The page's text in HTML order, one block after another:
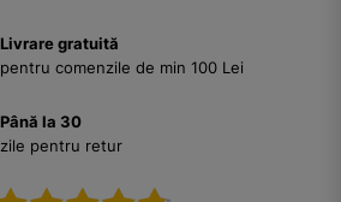
Livrare gratuită
pentru comenzile de min 100 Lei
Până la 30
zile pentru retur